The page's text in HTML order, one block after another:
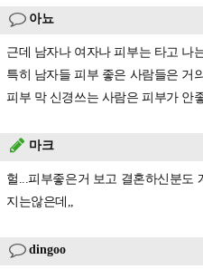
아뇨
근데 남자나 여자나 피부는 타고 나
특히 남자들 피부 좋은 사람들은 거
피부 막 신경쓰는 사람은 피부가 안
마크
헐...피부좋은거 보고 결혼하신분도
지는않은데,,
dingoo